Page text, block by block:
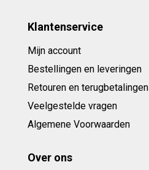
Klantenservice
Mijn account
Bestellingen en leveringen
Retouren en terugbetalingen
Veelgestelde vragen
Algemene Voorwaarden
Over ons